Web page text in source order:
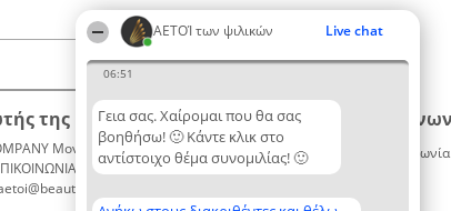
ΑΕΤΟΊ των ψιλικών Live chat
06:51
Γεια σας. Χαίρομαι που θα σας
βοηθήσω! 🙂 Κάντε κλικ στο
αντίστοιχο θέμα συνομιλίας! 🙂
της κατάταξης
Μονοπρόσωπη ΙΚΕ
2104128019
Κατάταξη
Διακριθέντες
Λίστα
Επικοινωνία